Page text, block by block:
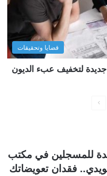
قضايا وتحقيقات
لتخفيف عبء الديون
ح
ة
للمسجلين في مكتب
فقدان تعويضاتك